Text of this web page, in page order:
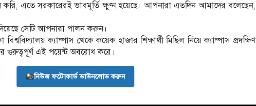
এতে সরকারেরই ভাবমূর্তি ক্ষুণ্ন হয়েছে। আপনারা এতদিন আমাদের বলেছেন,
সেটি আপনারা পালন করুন।
ক্যাম্পাস থেকে কয়েক হাজার শিক্ষার্থী মিছিল নিয়ে ক্যাম্পাস প্রদক্ষিণ
গুরুত্বপূর্ণ এই পয়েন্ট অবরোধ করে।
নিউজ ফটোকার্ড ডাউনলোড করুন